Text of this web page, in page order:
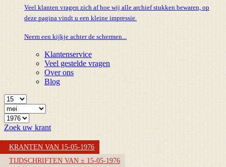
Veel klanten vragen zich af hoe wij alle archief stukken bewaren, op
deze pagina vindt u een kleine impressie.
Neem een kijkje achter de schermen...
Klantenservice
Veel gestelde vragen
Over ons
Blog
Zoek uw krant
KRANTEN VAN 15-05-1976
TIJDSCHRIFTEN VAN ± 15-05-1976